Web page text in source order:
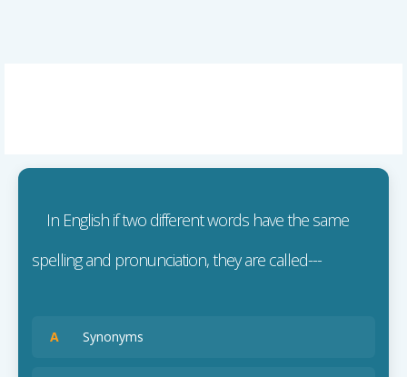
In English if two different words have the same
spelling and pronunciation, they are called---
A Synonyms